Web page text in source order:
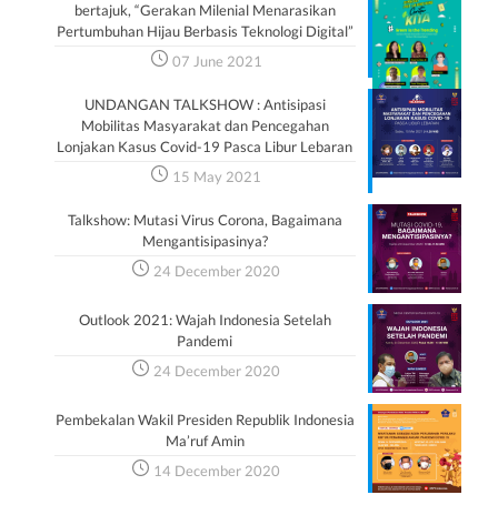
bertajuk, “Gerakan Milenial Menarasikan
Pertumbuhan Hijau Berbasis Teknologi Digital”
07 June 2021
UNDANGAN TALKSHOW : Antisipasi
Mobilitas Masyarakat dan Pencegahan
Lonjakan Kasus Covid-19 Pasca Libur Lebaran
15 May 2021
Talkshow: Mutasi Virus Corona, Bagaimana
Mengantisipasinya?
24 December 2020
Outlook 2021: Wajah Indonesia Setelah
Pandemi
24 December 2020
Pembekalan Wakil Presiden Republik Indonesia
Ma’ruf Amin
14 December 2020